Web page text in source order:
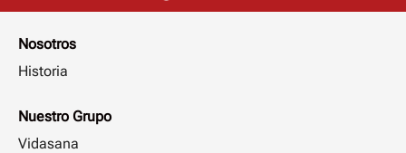
Nosotros
Historia
Nuestro Grupo
Vidasana